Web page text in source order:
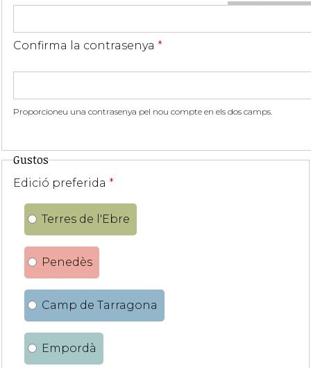
Confirma la contrasenya *
Proporcioneu una contrasenya pel nou compte en els dos camps.
Gustos
Edició preferida *
Terres de l'Ebre
Penedès
Camp de Tarragona
Empordà